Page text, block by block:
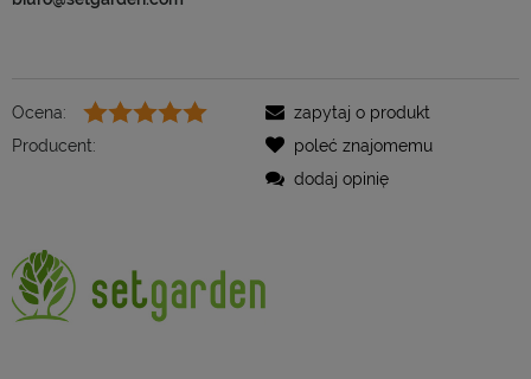
Ocena:
Producent:
zapytaj o produkt
poleć znajomemu
dodaj opinię